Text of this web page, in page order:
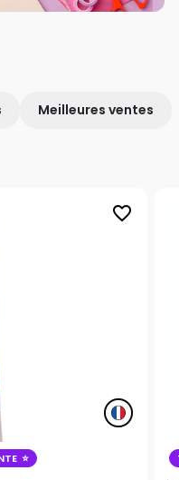
Meilleures ventes
favorite_border